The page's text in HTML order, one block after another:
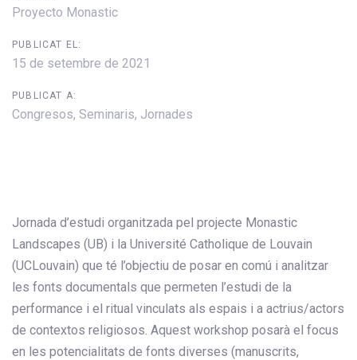
Proyecto Monastic
PUBLICAT EL:
15 de setembre de 2021
PUBLICAT A:
Congresos, Seminaris, Jornades
Jornada d’estudi organitzada pel projecte Monastic
Landscapes (UB) i la Université Catholique de Louvain
(UCLouvain) que té l’objectiu de posar en comú i analitzar
les fonts documentals que permeten l’estudi de la
performance i el ritual vinculats als espais i a actrius/actors
de contextos religiosos. Aquest workshop posarà el focus
en les potencialitats de fonts diverses (manuscrits,